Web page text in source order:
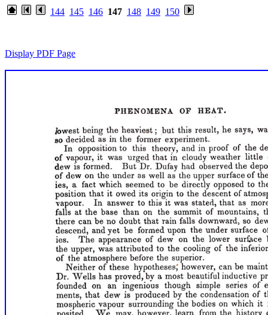
144 145 146 147 148 149 150
Display PDF Page